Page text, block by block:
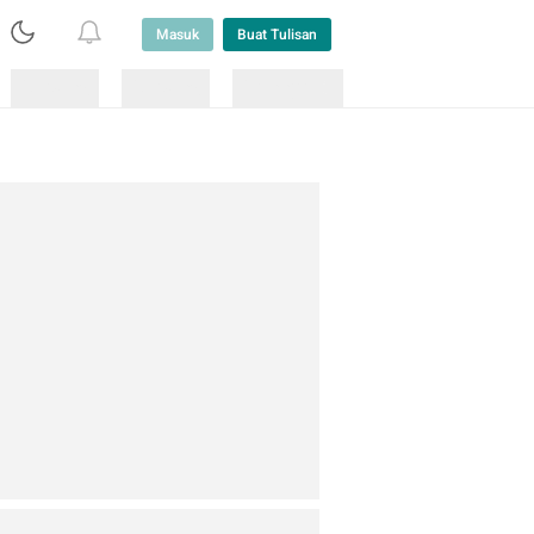
Masuk Buat Tulisan